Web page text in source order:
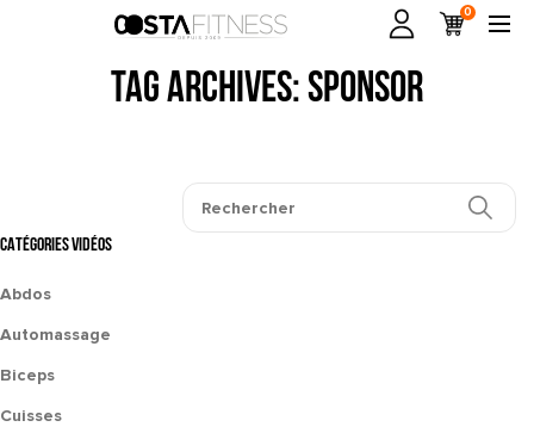
0
Tag Archives: sponsor
CATÉGORIES VIDÉOS
Abdos
Automassage
Biceps
Cuisses